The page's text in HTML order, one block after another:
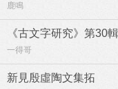
鹿鳴
《古文字研究》第30
一得哥
新見殷虛陶文集拓